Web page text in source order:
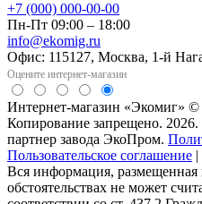
+7 (000) 000-00-00
Пн-Пт 09:00 – 18:00
info@ekomig.ru
Офис: 115127, Москва, 1-й
Оцените интернет-магазин
Интернет-магазин «Экомиг»
Копирование запрещено.
партнер завода ЭкоПром.
Пользовательское соглашение |
Вся информация,
обстоятельствах не может